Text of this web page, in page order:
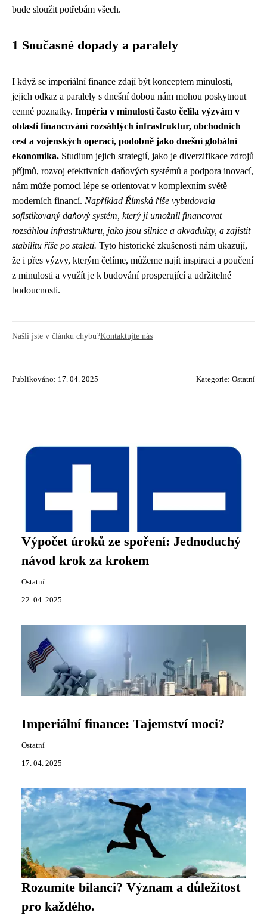
bude sloužit potřebám všech.
1 Současné dopady a paralely
I když se imperiální finance zdají být konceptem minulosti,
jejich odkaz a paralely s dnešní dobou nám mohou poskytnout
cenné poznatky. Impéria v minulosti často čelila výzvám v
oblasti financování rozsáhlých infrastruktur, obchodních
cest a vojenských operací, podobně jako dnešní globální
ekonomika. Studium jejich strategií, jako je diverzifikace zdrojů
příjmů, rozvoj efektivních daňových systémů a podpora inovací,
nám může pomoci lépe se orientovat v komplexním světě
moderních financí. Například Římská říše vybudovala
sofistikovaný daňový systém, který jí umožnil financovat
rozsáhlou infrastrukturu, jako jsou silnice a akvadukty, a zajistit
stabilitu říše po staletí. Tyto historické zkušenosti nám ukazují,
že i přes výzvy, kterým čelíme, můžeme najít inspiraci a poučení
z minulosti a využít je k budování prosperující a udržitelné
budoucnosti.
Našli jste v článku chybu?Kontaktujte nás
Publikováno: 17. 04. 2025 Kategorie: Ostatní
Výpočet úroků ze spoření: Jednoduchý
návod krok za krokem
Ostatní
22. 04. 2025
Imperiální finance: Tajemství moci?
Ostatní
17. 04. 2025
Rozumíte bilanci? Význam a důležitost
pro každého.